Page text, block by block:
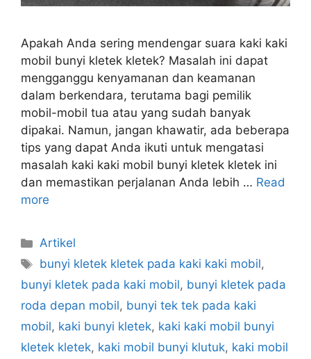
Apakah Anda sering mendengar suara kaki kaki
mobil bunyi kletek kletek? Masalah ini dapat
mengganggu kenyamanan dan keamanan
dalam berkendara, terutama bagi pemilik
mobil-mobil tua atau yang sudah banyak
dipakai. Namun, jangan khawatir, ada beberapa
tips yang dapat Anda ikuti untuk mengatasi
masalah kaki kaki mobil bunyi kletek kletek ini
dan memastikan perjalanan Anda lebih … Read
more
Artikel
bunyi kletek kletek pada kaki kaki mobil,
bunyi kletek pada kaki mobil, bunyi kletek pada
roda depan mobil, bunyi tek tek pada kaki
mobil, kaki bunyi kletek, kaki kaki mobil bunyi
kletek kletek, kaki mobil bunyi klutuk, kaki mobil